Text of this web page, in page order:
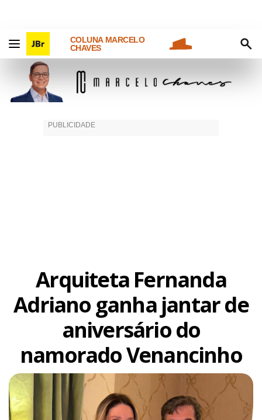
COLUNA MARCELO
CHAVES
Arquiteta Fernanda
Adriano ganha jantar de
aniversário do
namorado Venancinho